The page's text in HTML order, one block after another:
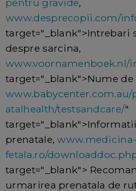
pentru gravide,
www.desprecopii.com/
target="_blank">Intrebari
despre sarcina,
www.voornamenboek.nl/
target="_blank">Nume
www.babycenter.com.au/
atalhealth/testsandcare/"
prenatale,
fetala.ro/
target="_blank">
urmarirea prenatala de